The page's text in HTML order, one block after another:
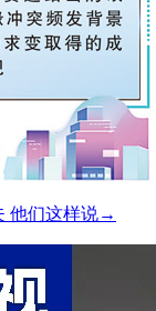
他们这样说→